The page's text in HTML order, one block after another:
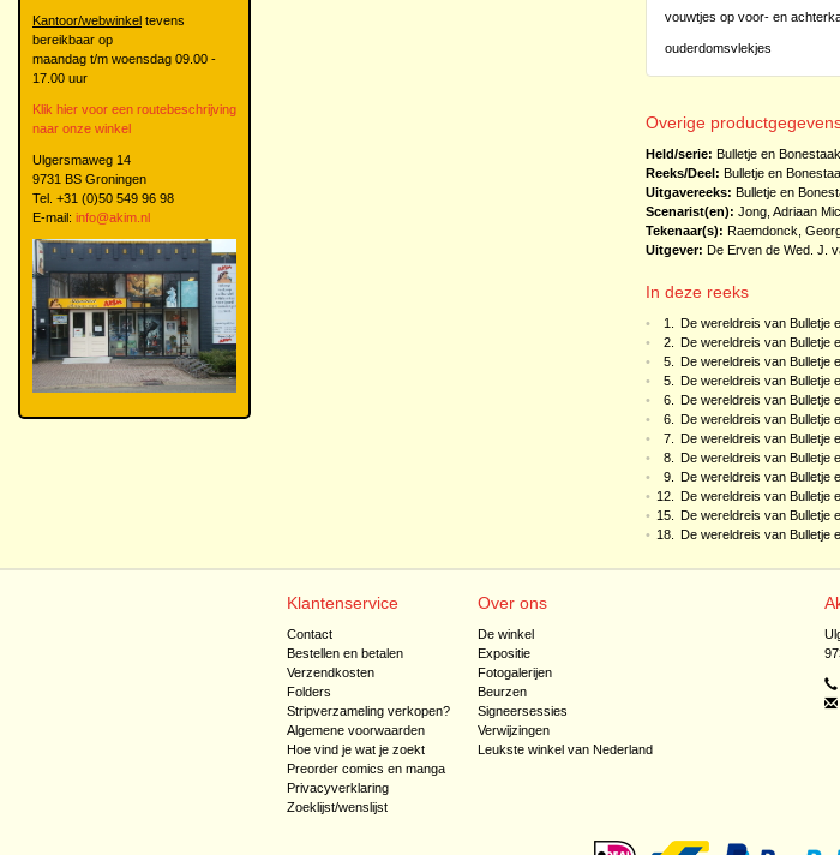
vouwtjes op voor- en
ouderdomsvlekjes
Overige
Held/serie: Bulletje en Bonestaak
Reeks/Deel: Bulletje en
Uitgavereeks: Bulletje en
Scenarist(en): Jong, Adriaan
Tekenaar(s): Raemdonck,
Uitgever: De Erven de Wed. J.
In deze reeks
• 1.
De wereldreis van Bulletje
•
2.
De wereldreis van Bulletje
•
5.
De wereldreis van Bulletje
•
5.
De wereldreis van Bulletje
•
6.
De wereldreis van Bulletje
•
6.
De wereldreis van Bulletje
•
7.
De wereldreis van Bulletje
•
8.
De wereldreis van Bulletje
•
9.
De wereldreis van Bulletje
• 12.
De wereldreis van Bulletje
• 15.
De wereldreis van Bulletje
• 18. De wereldreis van Bulletje
Kantoor/webwinkel tevens
bereikbaar op
maandag t/m woensdag 09.00 -
17.00 uur
Klik hier voor een routebeschrijving
naar onze winkel
Ulgersmaweg 14
9731 BS Groningen
Tel. +31 (0)50 549 96 98
E-mail: info@akim.nl
Klantenservice
Contact
Bestellen en betalen
Verzendkosten
Folders
Stripverzameling verkopen?
Algemene voorwaarden
Hoe vind je wat je zoekt
Preorder comics en manga
Privacyverklaring
Zoeklijst/wenslijst
Over ons
De winkel
Expositie
Fotogalerijen
Beurzen
Signeersessies
Verwijzingen
Leukste winkel van Nederland